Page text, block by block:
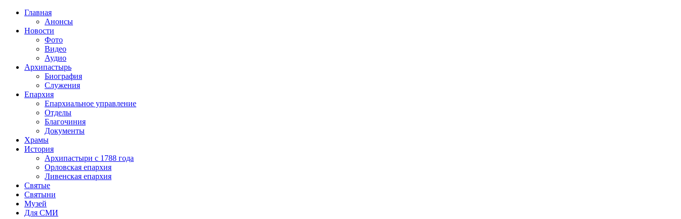
Главная
Анонсы
Новости
Фото
Видео
Аудио
Архипастырь
Биография
Служения
Епархия
Епархиальное управление
Отделы
Благочиния
Документы
Храмы
История
Архипастыри с 1788 года
Орловская епархия
Ливенская епархия
Святые
Святыни
Музей
Для СМИ